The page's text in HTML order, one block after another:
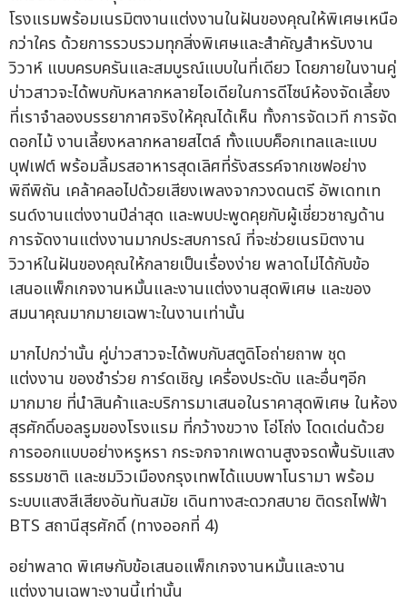
โรงแรมพร้อมเนรมิตงานแต่งงานในฝันของคุณให้พิเศษเหนือ
กว่าใคร ด้วยการรวบรวมทุกสิ่งพิเศษและสำคัญสำหรับงาน
วิวาห์ แบบครบครันและสมบูรณ์แบบในที่เดียว โดยภายในงานคู่
บ่าวสาวจะได้พบกับหลากหลายไอเดียในการดีไซน์ห้องจัดเลี้ยง
ที่เราจำลองบรรยากาศจริงให้คุณได้เห็น ทั้งการจัดเวที การจัด
ดอกไม้ งานเลี้ยงหลากหลายสไตล์ ทั้งแบบค็อกเทลและแบบ
บุฟเฟต์ พร้อมลิ้มรสอาหารสุดเลิศที่รังสรรค์จากเชฟอย่าง
พิถีพิถัน เคล้าคลอไปด้วยเสียงเพลงจากวงดนตรี อัพเดทเท
รนด์งานแต่งงานปีล่าสุด และพบปะพูดคุยกับผู้เชี่ยวชาญด้าน
การจัดงานแต่งงานมากประสบการณ์ ที่จะช่วยเนรมิตงาน
วิวาห์ในฝันของคุณให้กลายเป็นเรื่องง่าย พลาดไม่ได้กับข้อ
เสนอแพ็กเกจงานหมั้นและงานแต่งงานสุดพิเศษ และของ
สมนาคุณมากมายเฉพาะในงานเท่านั้น
มากไปกว่านั้น คู่บ่าวสาวจะได้พบกับสตูดิโอถ่ายถาพ ชุด
แต่งงาน ของชำร่วย การ์ดเชิญ เครื่องประดับ และอื่นๆอีก
มากมาย ที่นำสินค้าและบริการมาเสนอในราคาสุดพิเศษ ในห้อง
สุรศักดิ์บอลรูมของโรงแรม ที่กว้างขวาง โอ่โถ่ง โดดเด่นด้วย
การออกแบบอย่างหรูหรา กระจกจากเพดานสูงจรดพื้นรับแสง
ธรรมชาติ และชมวิวเมืองกรุงเทพได้แบบพาโนรามา พร้อม
ระบบแสงสีเสียงอันทันสมัย เดินทางสะดวกสบาย ติดรถไฟฟ้า
BTS สถานีสุรศักดิ์ (ทางออกที่ 4)
อย่าพลาด พิเศษกับข้อเสนอแพ็กเกจงานหมั้นและงาน
แต่งงานเฉพาะงานนี้เท่านั้น